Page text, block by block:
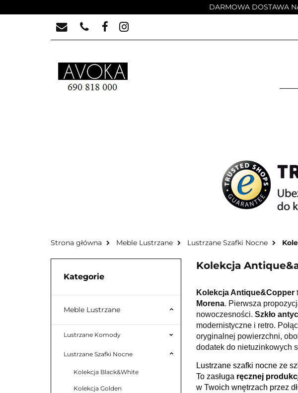
DARMOWA DOSTAWA
MEBLE LUSTRZANE MEBLE
DLACZEGO AVOKA ?
Strona główna Meble Lustrzane Lustrzane Szafki Nocne
Kategorie
Meble Lustrzane
Lustrzane Komody
Lustrzane Szafki Nocne
Kolekcja Black&White
Kolekcja Golden
Kolekcja
Kolekcja Antique&Copper
Morena. Pierwsza
nowoczesności. Szkło
modernistyczne i retro.
oryginalnej powierzchni,
dodatek do nietuzinkowych
Lustrzane szafki nocne ze
To zasługa ręcznej
w Twoich wnętrzach przez